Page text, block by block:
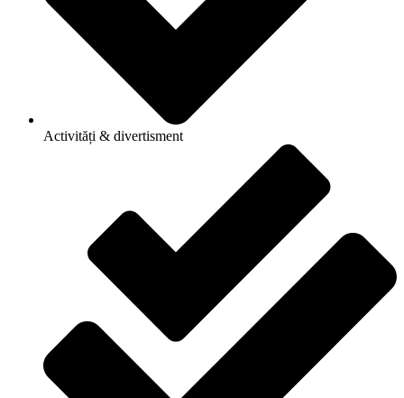
Activități & divertisment